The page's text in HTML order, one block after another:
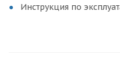
Инструкция по